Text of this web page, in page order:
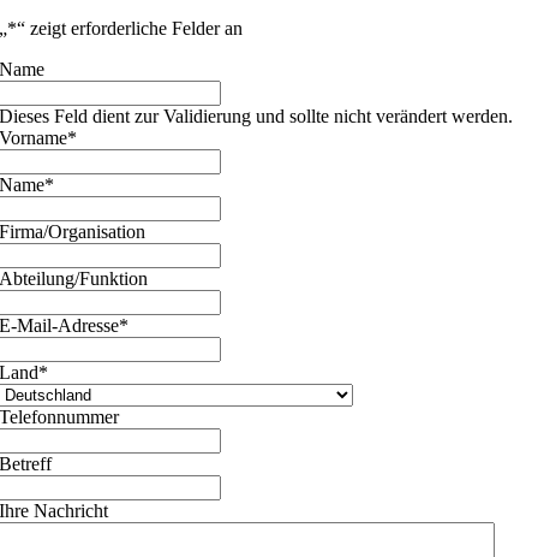
„*“ zeigt erforderliche Felder an
Name
Dieses Feld dient zur Validierung und sollte nicht verändert werden.
Vorname*
Name*
Firma/Organisation
Abteilung/Funktion
E-Mail-Adresse*
Land*
Telefonnummer
Betreff
Ihre Nachricht